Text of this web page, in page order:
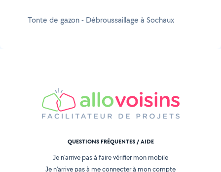
Tonte de gazon - Débroussaillage à Sochaux
QUESTIONS FRÉQUENTES / AIDE
Je n'arrive pas à faire vérifier mon mobile
Je n'arrive pas à me connecter à mon compte